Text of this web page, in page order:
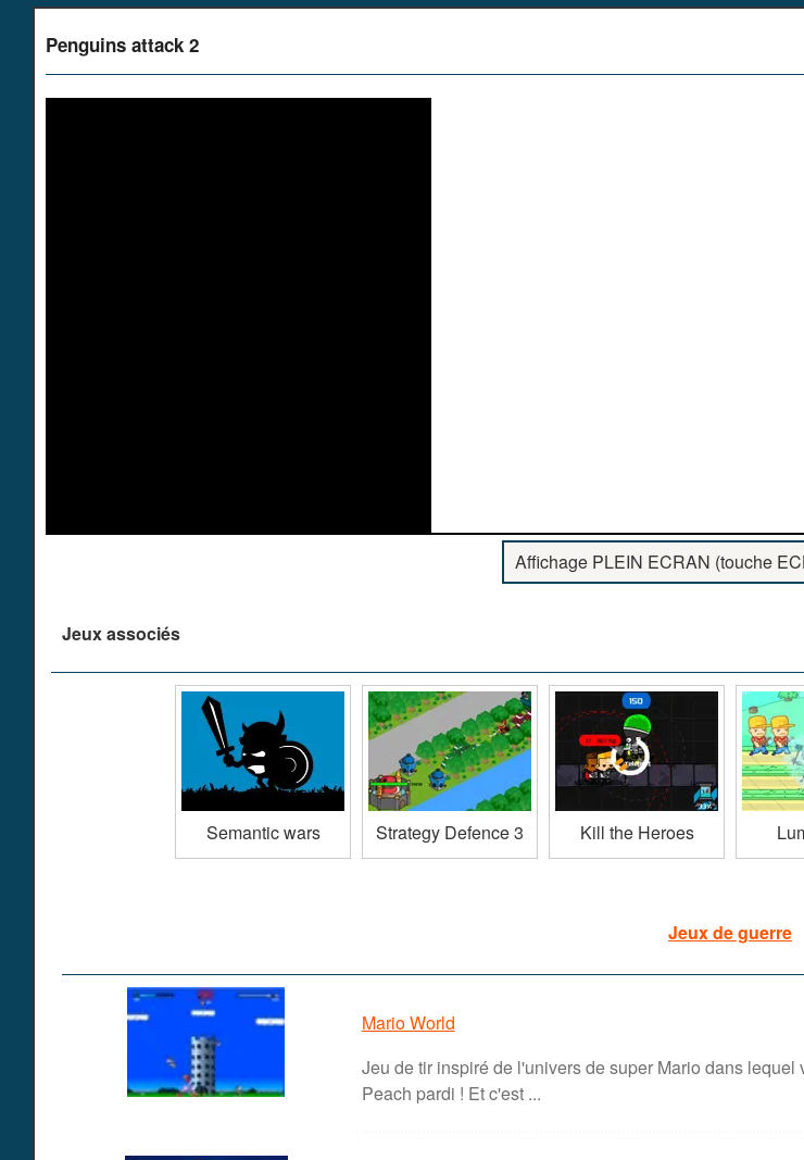
Penguins attack 2
Affichage PLEIN ECRAN (touche
Jeux associés
Semantic wars Strategy Defence 3 Kill the Heroes
Jeux de guerre
Mario World
Jeu de tir inspiré de l'univers de super Mario dans
Peach pardi ! Et c'est ...